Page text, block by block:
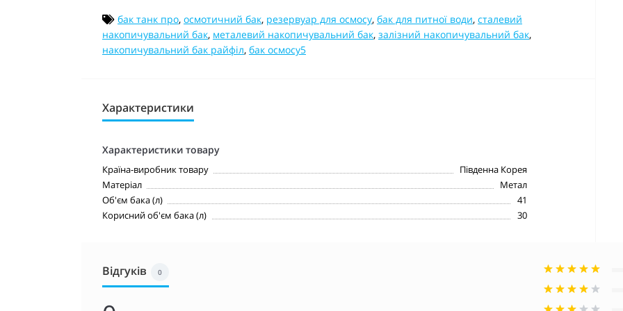
бак танк про, осмотичний бак, резервуар для осмосу, бак для питної води, сталевий
накопичувальний бак, металевий накопичувальний бак, залізний накопичувальний бак,
накопичувальний бак райфіл, бак осмосу5
Характеристики
Характеристики товару
Країна-виробник товару
Південна Корея
Матеріал
Метал
Об'єм бака (л)
41
Корисний об'єм бака (л)
30
Відгуків 0